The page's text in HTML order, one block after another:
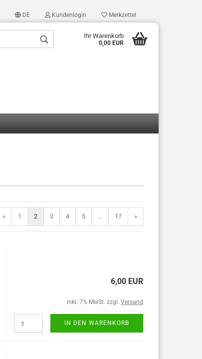
DE Kundenlogin Merkzettel
Ihr Warenkorb
0,00 EUR
« 1 2 3 4 5 ... 17 »
6,00 EUR
inkl. 7% MwSt. zzgl. Versand
IN DEN WARENKORB